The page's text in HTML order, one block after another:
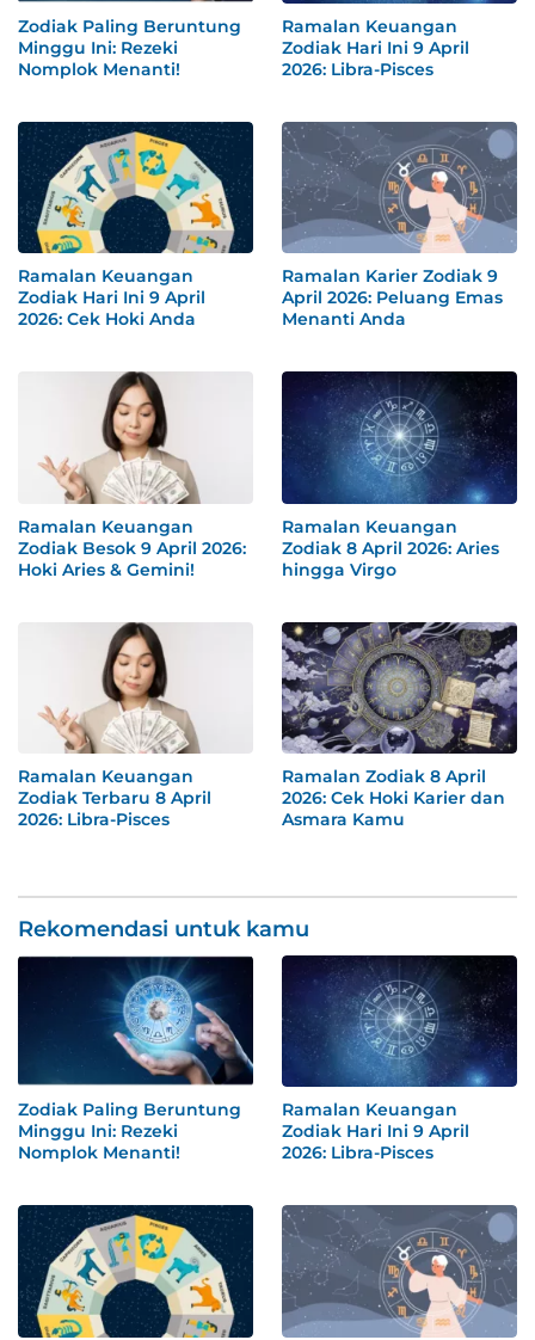
Zodiak Paling Beruntung
Minggu Ini: Rezeki
Nomplok Menanti!
Ramalan Keuangan
Zodiak Hari Ini 9 April
2026: Libra-Pisces
Ramalan Keuangan
Zodiak Hari Ini 9 April
2026: Cek Hoki Anda
Ramalan Karier Zodiak 9
April 2026: Peluang Emas
Menanti Anda
Ramalan Keuangan
Zodiak Besok 9 April 2026:
Hoki Aries & Gemini!
Ramalan Keuangan
Zodiak 8 April 2026: Aries
hingga Virgo
Ramalan Keuangan
Zodiak Terbaru 8 April
2026: Libra-Pisces
Ramalan Zodiak 8 April
2026: Cek Hoki Karier dan
Asmara Kamu
Rekomendasi untuk kamu
Zodiak Paling Beruntung
Minggu Ini: Rezeki
Nomplok Menanti!
Ramalan Keuangan
Zodiak Hari Ini 9 April
2026: Libra-Pisces